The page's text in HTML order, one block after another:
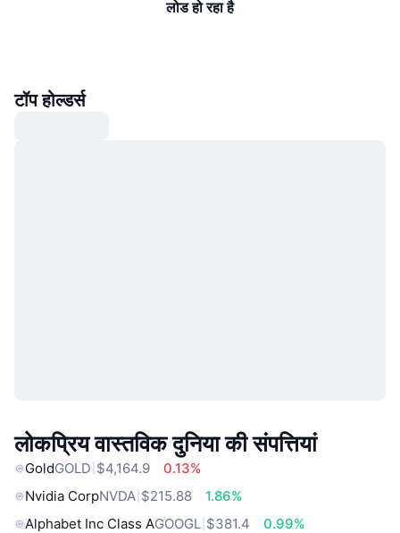
लोड हो रहा है
टॉप होल्डर्स
लोकप्रिय वास्तविक दुनिया की संपत्तियां
GoldGOLD $4,164.9
0.13%
Nvidia CorpNVDA $215.88
1.86%
Alphabet Inc Class AGOOGL $381.4
0.99%